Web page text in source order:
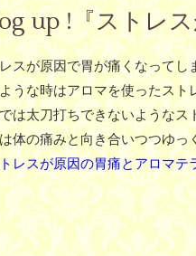
up !『ストレ
スが原因で胃が痛くなってし
うな時はアロマを使ったスト
は太刀打ちできないようなス
体の痛みと向き合いつつゆっ
トレスが原因の胃痛とアロマテ